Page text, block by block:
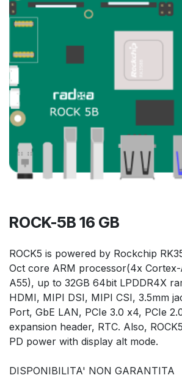
ROCK-5B 16 GB
ROCK5 is powered by Rockchip
Oct core ARM processor(4x
A55), up to 32GB 64bit LPDDR4X
HDMI, MIPI DSI, MIPI CSI, 3.5mm
Port, GbE LAN, PCIe 3.0 x4, PCIe
expansion header, RTC. Also,
PD power with display alt mode.
DISPONIBILITA' NON GARANTITA